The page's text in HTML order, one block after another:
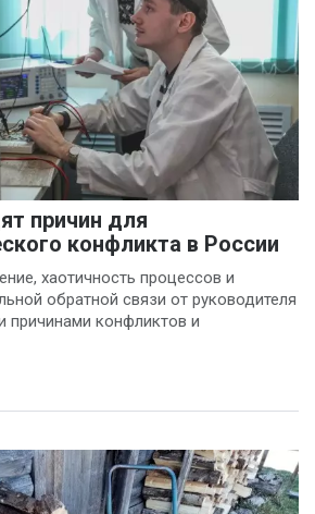
причин для
конфликта в России
хаотичность процессов и
обратной связи от руководителя
причинами конфликтов и